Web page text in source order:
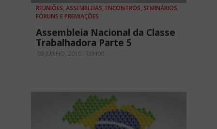
REUNIÕES, ASSEMBLEIAS, ENCONTROS, SEMINÁRIOS,
FÓRUNS E PREMIAÇÕES
Assembleia Nacional da Classe
Trabalhadora Parte 5
09 JUNHO, 2010 - 00H00